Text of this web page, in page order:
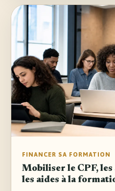
FINANCER SA FORMATION
Mobiliser le CPF,
les aides à la